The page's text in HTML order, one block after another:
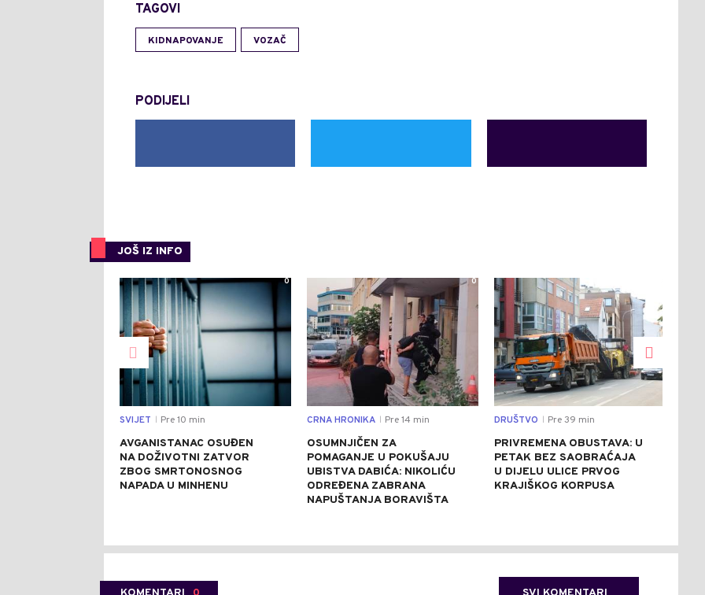
TAGOVI
KIDNAPOVANJE VOZAČ
PODIJELI
JOŠ IZ INFO
0
SVIJET Pre 10 min
AVGANISTANAC OSUĐEN
NA DOŽIVOTNI ZATVOR
ZBOG SMRTONOSNOG
NAPADA U MINHENU
0
CRNA HRONIKA Pre 14 min
OSUMNJIČEN ZA
POMAGANJE U POKUŠAJU
UBISTVA DABIĆA: NIKOLIĆU
ODREĐENA ZABRANA
NAPUŠTANJA BORAVIŠTA
DRUŠTVO Pre 39 min
PRIVREMENA OBUSTAVA: U
PETAK BEZ SAOBRAĆAJA
U DIJELU ULICE PRVOG
KRAJIŠKOG KORPUSA